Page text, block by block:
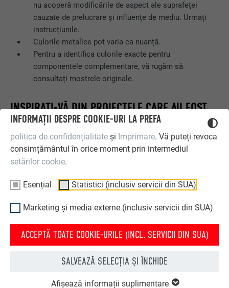
INFORMAȚII DESPRE COOKIE-URI LA PREFA
politica de confidențialitate și Imprimare. Vă puteți revoca
consimțământul în orice moment prin intermediul
setărilor cookie.
Esențial Statistici (inclusiv servicii din SUA)
Marketing și media externe (inclusiv servicii din SUA)
ACCEPTĂ TOATE COOKIE-URILE (INCL. SERVICII DIN SUA)
SALVEAZĂ SELECȚIA ȘI ÎNCHIDE
Afișează informații suplimentare
nu acoperă modificările de aspect ale suprafeței
cauzate de prelucrare și influențe de mediu. Urmați
instrucțiunile.
Culorile metalice pot varia ca nuanță.
Pentru a identifica culorile exacte pentru
componentele complementare, vă rugăm să
consultați mostrele originale.
INSPIRAȚI-VĂ DIN PROIECTELE CARE AU FOST
DEJA IMPLEMENTATE CU JGHEABUL PE
ACOPERIȘ PREFA.
Aici, am compilat câteva clădiri de referință cu jgheabul pe